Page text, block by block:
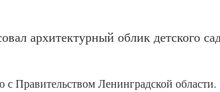
архитектурный облик детского
Правительством Ленинградской области.